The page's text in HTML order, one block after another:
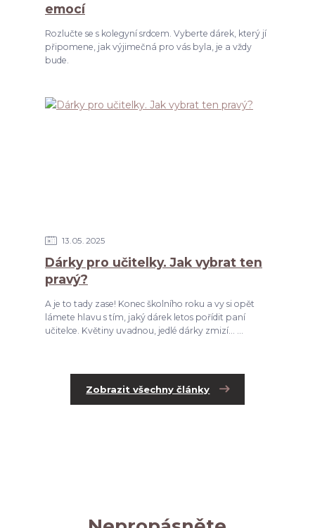
emocí
Rozlučte se s kolegyní srdcem. Vyberte dárek, který jí
připomene, jak výjimečná pro vás byla, je a vždy
bude.
13 05 2025
Dárky pro učitelky. Jak vybrat ten
pravý?
A je to tady zase! Konec školního roku a vy si opět
lámete hlavu s tím, jaký dárek letos pořídit paní
učitelce. Květiny uvadnou, jedlé dárky zmizí... ...
Zobrazit všechny články